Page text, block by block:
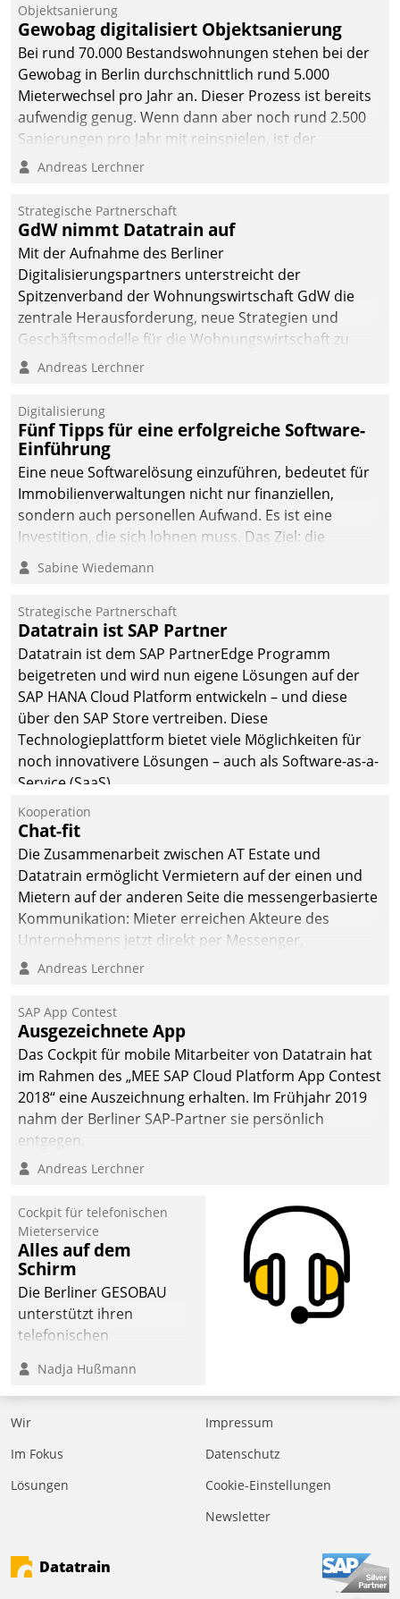
Objektsanierung
Gewobag digitalisiert Objektsanierung
Bei rund 70.000 Bestandswohnungen stehen bei der
Gewobag in Berlin durchschnittlich rund 5.000
Mieterwechsel pro Jahr an. Dieser Prozess ist bereits
aufwendig genug. Wenn dann aber noch rund 2.500
Sanierungen pro Jahr mit reinspielen, ist der
Betreuungs- und Organisationsaufwand immens. Im
kommunale Wohnungsbauunternehmen daher
gemeinsam mit der Berliner Datatrain GmbH den
Teilprozess der Objektsanierung digitalisiert.
Andreas Lerchner
Strategische Partnerschaft
GdW nimmt Datatrain auf
Mit der Aufnahme des Berliner
Digitalisierungspartners unterstreicht der
Spitzenverband der Wohnungswirtschaft GdW die
zentrale Herausforderung, neue Strategien und
Geschäftsmodelle für die Wohnungswirtschaft zu
entwickeln.
Andreas Lerchner
Digitalisierung
Fünf Tipps für eine erfolgreiche Software-
Einführung
Eine neue Softwarelösung einzuführen, bedeutet für
Immobilienverwaltungen nicht nur finanziellen,
sondern auch personellen Aufwand. Es ist eine
Investition, die sich lohnen muss. Das Ziel: die
nachhaltige Optimierung der Geschäftsabläufe. Damit
dieses Ziel erreicht wird, sollten einige Grundregeln
Sabine Wiedemann
Strategische Partnerschaft
Datatrain ist SAP Partner
Datatrain ist dem SAP PartnerEdge Programm
beigetreten und wird nun eigene Lösungen auf der
SAP HANA Cloud Platform entwickeln – und diese
über den SAP Store vertreiben. Diese
Technologieplattform bietet viele Möglichkeiten für
noch innovativere Lösungen – auch als Software-as-a-
Service (SaaS).
Kooperation
Chat-fit
Die Zusammenarbeit zwischen AT Estate und
Datatrain ermöglicht Vermietern auf der einen und
Mietern auf der anderen Seite die messengerbasierte
Kommunikation: Mieter erreichen Akteure des
Unternehmens jetzt direkt per Messenger,
Mitarbeiter oder Dienstleister empfangen oder
Andreas Lerchner
SAP App Contest
Ausgezeichnete App
Das Cockpit für mobile Mitarbeiter von Datatrain hat
im Rahmen des „MEE SAP Cloud Platform App Contest
2018“ eine Auszeichnung erhalten. Im Frühjahr 2019
nahm der Berliner SAP-Partner sie persönlich
entgegen.
Andreas Lerchner
Cockpit für telefonischen
Mieterservice
Alles auf dem
Schirm
Die Berliner GESOBAU
unterstützt ihren
telefonischen
digitalen Cockpit, das
situationsbezogen
passende Fragen und
Eine intuitive
Dialogführung ermöglicht
effizienter zu bearbeiten.
Nadja Hußmann
Wir
Im Fokus
Lösungen
Impressum
Datenschutz
Cookie-Einstellungen
Newsletter
Datatrain